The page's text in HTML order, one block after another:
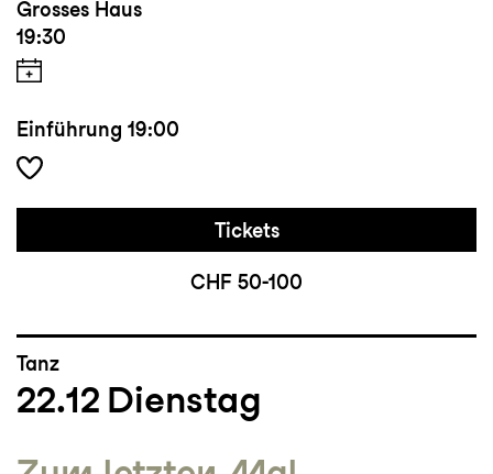
Grosses Haus
19:30
Einführung 19:00
Tickets
CHF 50-100
Tanz
22.12 Dienstag